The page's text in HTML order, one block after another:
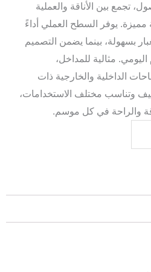
تجمع بين الأناقة والعملية
مميزة. يوفر السطح العملي أداءً
بسهولة، بينما يضمن التصميم
اليومي. مثالية للمداخل،
الداخلية والخارجية ذات
وتناسب مختلف الاستخدامات،
والراحة في كل موسم.